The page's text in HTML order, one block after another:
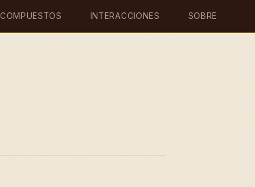
COMPUESTOS INTERACCIONES SOBRE